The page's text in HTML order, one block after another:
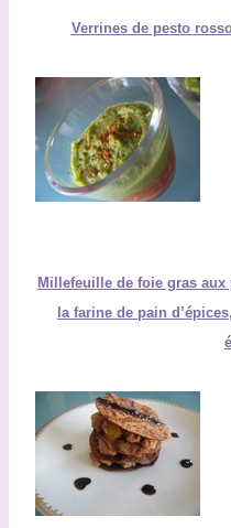
Verrines de pesto
Millefeuille de foie gras
la farine de pain